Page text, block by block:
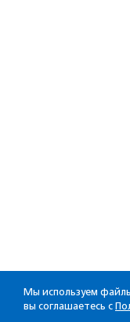
Мы используем
вы соглашаетесь с